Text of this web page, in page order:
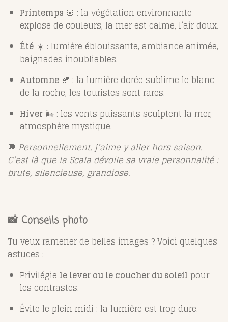
Printemps 🌸 : la végétation environnante
explose de couleurs, la mer est calme, l’air doux.
Été ☀️ : lumière éblouissante, ambiance animée,
baignades inoubliables.
Automne 🍂 : la lumière dorée sublime le blanc
de la roche, les touristes sont rares.
Hiver 🌬️ : les vents puissants sculptent la mer,
atmosphère mystique.
💬 Personnellement, j’aime y aller hors saison.
C’est là que la Scala dévoile sa vraie personnalité :
brute, silencieuse, grandiose.
📸 Conseils photo
Tu veux ramener de belles images ? Voici quelques
astuces :
Privilégie le lever ou le coucher du soleil pour
les contrastes.
Évite le plein midi : la lumière est trop dure.